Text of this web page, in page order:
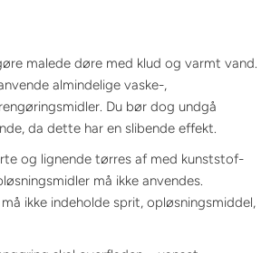
malede døre med klud og varmt vand.
almindelige vaske-,
Du bør dog undgå
da dette har en slibende effekt.
og lignende tørres af med kunststof-
må ikke anvendes.
ikke indeholde sprit, opløsningsmiddel,